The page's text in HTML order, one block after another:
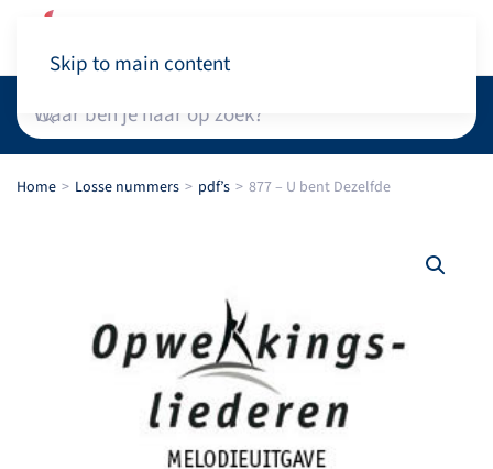
Skip to main content
Home Losse nummers pdf’s 877 – U bent Dezelfde